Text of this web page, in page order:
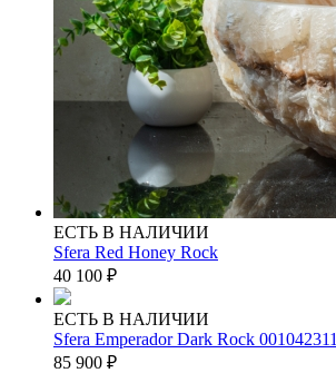
ЕСТЬ В НАЛИЧИИ
Sfera Red Honey Rock
40 100 ₽
ЕСТЬ В НАЛИЧИИ
Sfera Emperador Dark Rock 001042311
85 900 ₽